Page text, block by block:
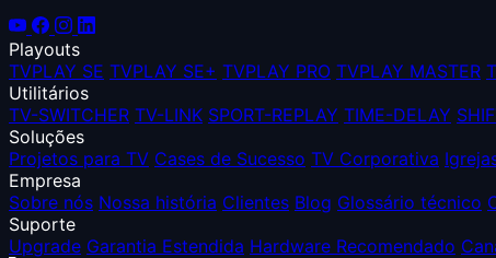
Playouts
TVPLAY SE TVPLAY SE+ TVPLAY PRO TVPLAY MASTER
Utilitários
TV-SWITCHER TV-LINK SPORT-REPLAY TIME-DELAY
Soluções
Projetos para TV Cases de Sucesso TV Corporativa
Empresa
Sobre nós Nossa história Clientes Blog Glossário técnico
Suporte
Upgrade Garantia Estendida Hardware Recomendado